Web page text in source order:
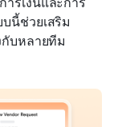
นี้ช่วยเสริม
บหลายทีม